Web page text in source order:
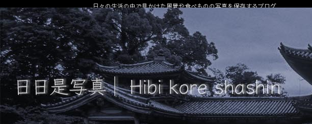
日々の生活の中で見かけた風景や食べものの写真を保存するブログ